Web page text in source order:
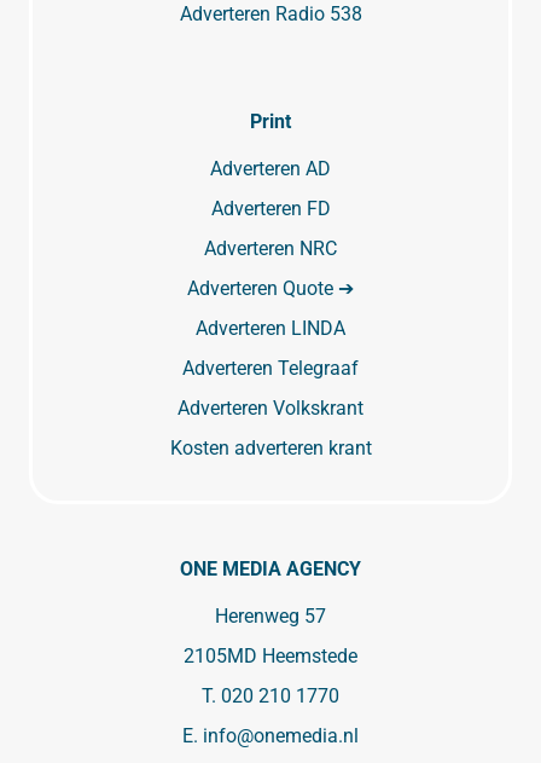
Adverteren Radio 538
Print
Adverteren AD
Adverteren FD
Adverteren NRC
Adverteren Quote ➔
Adverteren LINDA
Adverteren Telegraaf
Adverteren Volkskrant
Kosten adverteren krant
ONE MEDIA AGENCY
Herenweg 57
2105MD Heemstede
T. 020 210 1770
E. info@onemedia.nl